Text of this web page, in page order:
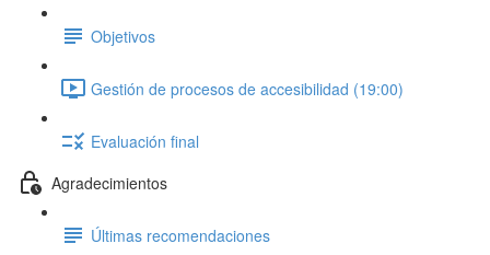
Objetivos
Gestión de procesos de accesibilidad (19:00)
Evaluación final
Agradecimientos
Últimas recomendaciones